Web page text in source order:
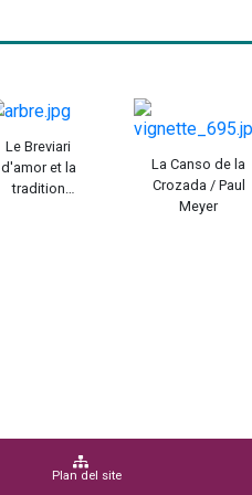
Le Breviari
d'amor et la
tradition
La Canso de la
Crozada / Paul
Meyer
Plan del site